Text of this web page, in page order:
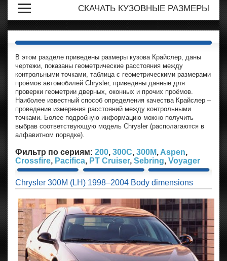
СКАЧАТЬ КУЗОВНЫЕ РАЗМЕРЫ
В этом разделе приведены размеры кузова Крайслер, даны
чертежи, показаны геометрические расстояния между
контрольными точками, таблица с геометрическими размерами
проёмов автомобилей Chrysler, приведены данные для
проверки геометрии дверных, оконных и прочих проёмов.
Наиболее известный способ определения качества Крайслер –
проведение измерения расстояний между контрольными
точками. Более подробную информацию можно получить
выбрав соответствующую модель Chrysler (располагаются в
алфавитном порядке).
Фильтр по сериям: 200, 300C, 300M, Aspen,
Crossfire, Pacifica, PT Cruiser, Sebring, Voyager
Chrysler 300M (LH) 1998–2004 Body dimensions